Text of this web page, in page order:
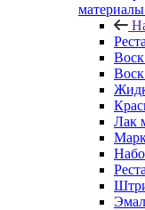
материалы
Лак